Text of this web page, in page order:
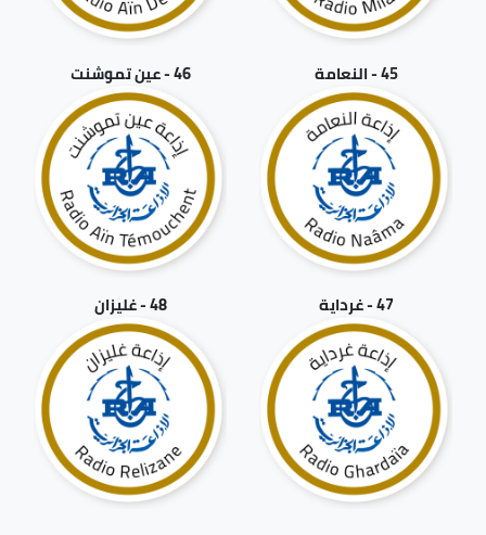
45 - النعامة 46 - عين تموشنت
47 - غرداية 48 - غليزان